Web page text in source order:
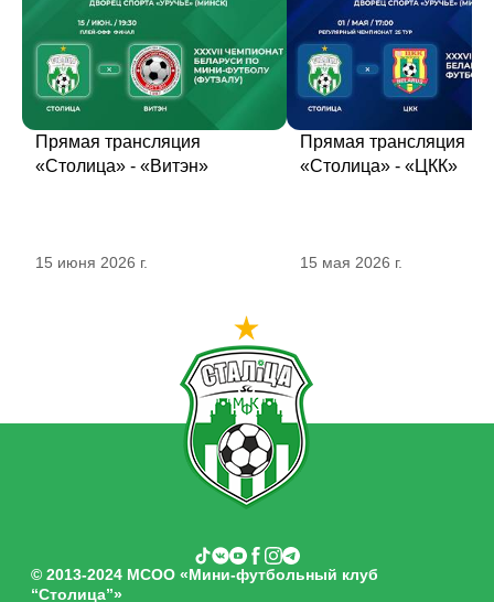
Прямая трансляция
«Столица» - «Витэн»
15 июня 2026 г.
Прямая трансляция
«Столица» - «ЦКК»
15 мая 2026 г.
© 2013-2024 МСОО «Мини-футбольный клуб
“Столица”»